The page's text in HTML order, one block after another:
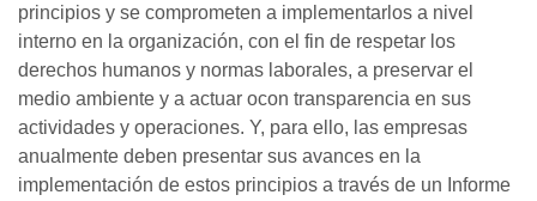
principios y se comprometen a implementarlos a nivel
interno en la organización, con el fin de respetar los
derechos humanos y normas laborales, a preservar el
medio ambiente y a actuar ocon transparencia en sus
actividades y operaciones. Y, para ello, las empresas
anualmente deben presentar sus avances en la
implementación de estos principios a través de un Informe